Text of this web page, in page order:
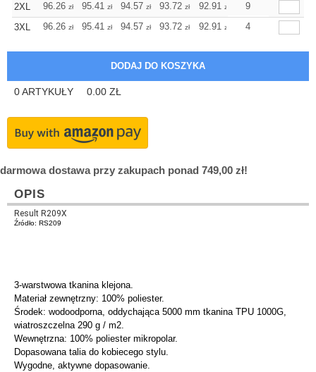
2XL
96.26 zł 95.41 zł 94.57 zł 93.72 zł 92.91 zł 92.91
9
3XL
96.26 zł 95.41 zł 94.57 zł 93.72 zł 92.91 zł 92.91
4
0ARTYKUŁY 0.00 ZŁ
darmowa dostawa przy zakupach ponad 749,00 zł!
OPIS
Result R209X
Źródło: RS209
3-warstwowa tkanina klejona.
Materiał zewnętrzny: 100% poliester.
Środek: wodoodporna, oddychająca 5000 mm tkanina TPU 1000G,
wiatroszczelna 290 g / m2.
Wewnętrzna: 100% poliester mikropolar.
Dopasowana talia do kobiecego stylu.
Wygodne, aktywne dopasowanie.